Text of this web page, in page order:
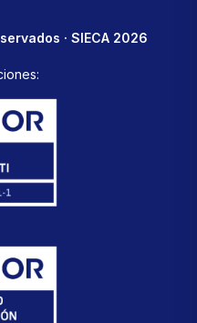
· SIECA 2026